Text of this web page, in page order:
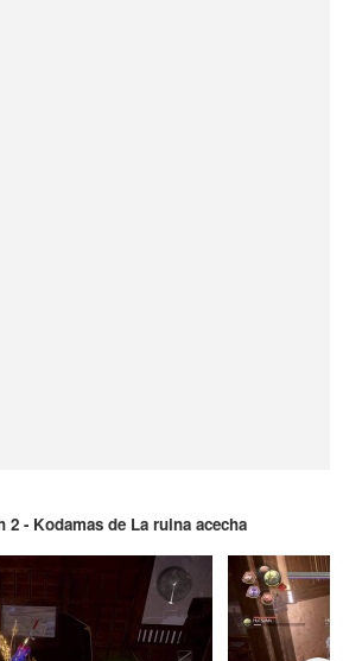
2 - Kodamas de La ruina acecha